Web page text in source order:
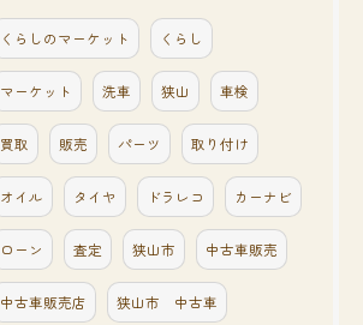
くらしのマーケット くらし
マーケット 洗車 狭山 車検
買取 販売 パーツ 取り付け
オイル タイヤ ドラレコ カーナビ
ローン 査定 狭山市 中古車販売
中古車販売店 狭山市 中古車